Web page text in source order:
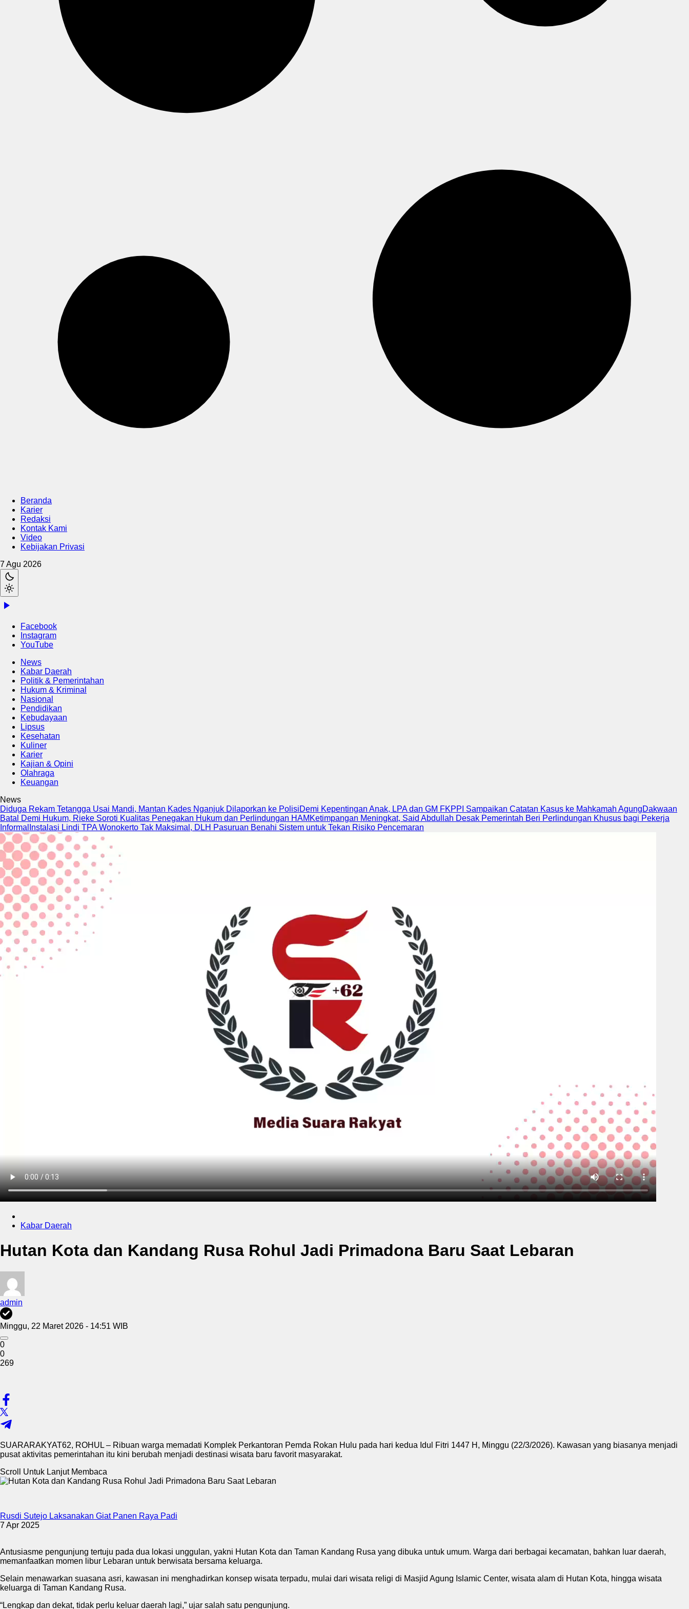
Beranda
Karier
Redaksi
Kontak Kami
Video
Kebijakan Privasi
7 Agu 2026
Facebook
Instagram
YouTube
News
Kabar Daerah
Politik & Pemerintahan
Hukum & Kriminal
Nasional
Pendidikan
Kebudayaan
Lipsus
Kesehatan
Kuliner
Karier
Kajian & Opini
Olahraga
Keuangan
News
Diduga Rekam Tetangga Usai Mandi, Mantan Kades Nganjuk Dilaporkan ke PolisiDemi Kepentingan Anak, LPA dan GM FKPPI Sampaikan Catatan Kasus ke Mahkamah AgungDakwaan
Batal Demi Hukum, Rieke Soroti Kualitas Penegakan Hukum dan Perlindungan HAM Ketimpangan Meningkat, Said Abdullah Desak Pemerintah Beri Perlindungan Khusus bagi Pekerja
Informal Instalasi Lindi TPA Wonokerto Tak Maksimal, DLH Pasuruan Benahi Sistem untuk Tekan Risiko Pencemaran
Kabar Daerah
Hutan Kota dan Kandang Rusa Rohul Jadi Primadona Baru Saat Lebaran
admin
Minggu, 22 Maret 2026 - 14:51 WIB
0
0
269
SUARARAKYAT62, ROHUL – Ribuan warga memadati Komplek Perkantoran Pemda Rokan Hulu pada hari kedua Idul Fitri 1447 H, Minggu (22/3/2026). Kawasan yang biasanya menjadi
pusat aktivitas pemerintahan itu kini berubah menjadi destinasi wisata baru favorit masyarakat.
Scroll Untuk Lanjut Membaca
Rusdi Sutejo Laksanakan Giat Panen Raya Padi
7 Apr 2025
Antusiasme pengunjung tertuju pada dua lokasi unggulan, yakni Hutan Kota dan Taman Kandang Rusa yang dibuka untuk umum. Warga dari berbagai kecamatan, bahkan luar daerah,
memanfaatkan momen libur Lebaran untuk berwisata bersama keluarga.
Selain menawarkan suasana asri, kawasan ini menghadirkan konsep wisata terpadu, mulai dari wisata religi di Masjid Agung Islamic Center, wisata alam di Hutan Kota, hingga wisata
keluarga di Taman Kandang Rusa.
“Lengkap dan dekat, tidak perlu keluar daerah lagi,” ujar salah satu pengunjung.